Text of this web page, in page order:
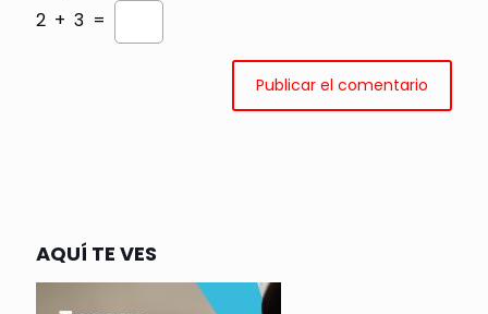
2 + 3 =
AQUÍ TE VES